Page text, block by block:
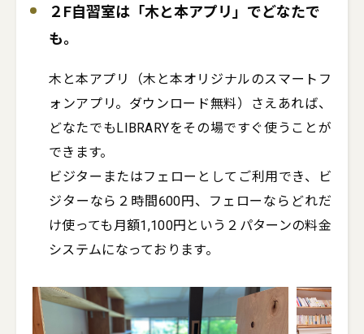
２F自習室は「木と本アプリ」でどなたで
も。
木と本アプリ（木と本オリジナルのスマートフ
ォンアプリ。ダウンロード無料）さえあれば、
どなたでもLIBRARYをその場ですぐ使うことが
できます。
ビジターまたはフェローとしてご利用でき、ビ
ジターなら２時間600円、フェローならどれだ
け使っても月額1,100円という２パターンの料金
システムになっております。